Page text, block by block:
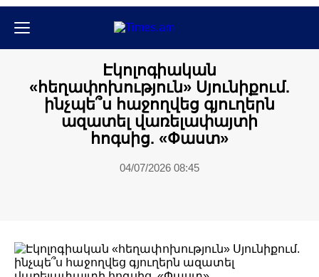
Էկոլոգիական
«հեղափոխություն» Սյունիքում.
ինչպե՞ս հաջողվեց գյուղերն
ազատել վառելափայտի
հոգսից. «Փաստ»
04/07/2026 08:45